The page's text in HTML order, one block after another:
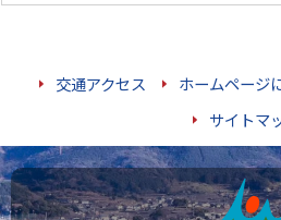
交通アクセス ホームページ
サイトマ